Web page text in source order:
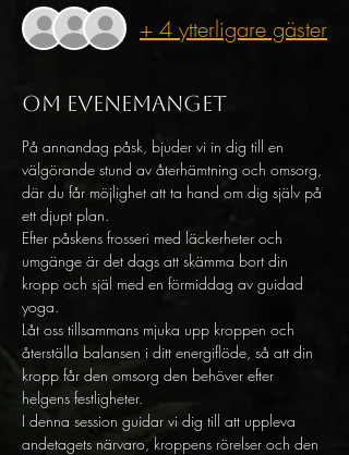
+ 4 ytterligare gäster
Om evenemanget
På annandag påsk, bjuder vi in dig till en
välgörande stund av återhämtning och omsorg,
där du får möjlighet att ta hand om dig själv på
ett djupt plan.
Efter påskens frosseri med läckerheter och
umgänge är det dags att skämma bort din
kropp och själ med en förmiddag av guidad
yoga.
Låt oss tillsammans mjuka upp kroppen och
återställa balansen i ditt energiflöde, så att din
kropp får den omsorg den behöver efter
helgens festligheter.
I denna session guidar vi dig till att uppleva
andetagets närvaro, kroppens rörelser och den